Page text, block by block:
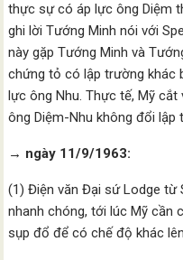
thực sự có áp lực ông Diệm
ghi lời Tướng Minh nói với
này gặp Tướng Minh và
chứng tỏ có lập trường khác
lực ông Nhu. Thực tế, Mỹ
ông Diệm-Nhu không đổi lập
→ ngày 11/9/1963:
(1) Điện văn Đại sứ Lodge từ
nhanh chóng, tới lúc Mỹ cần
sụp đổ để có chế độ khác